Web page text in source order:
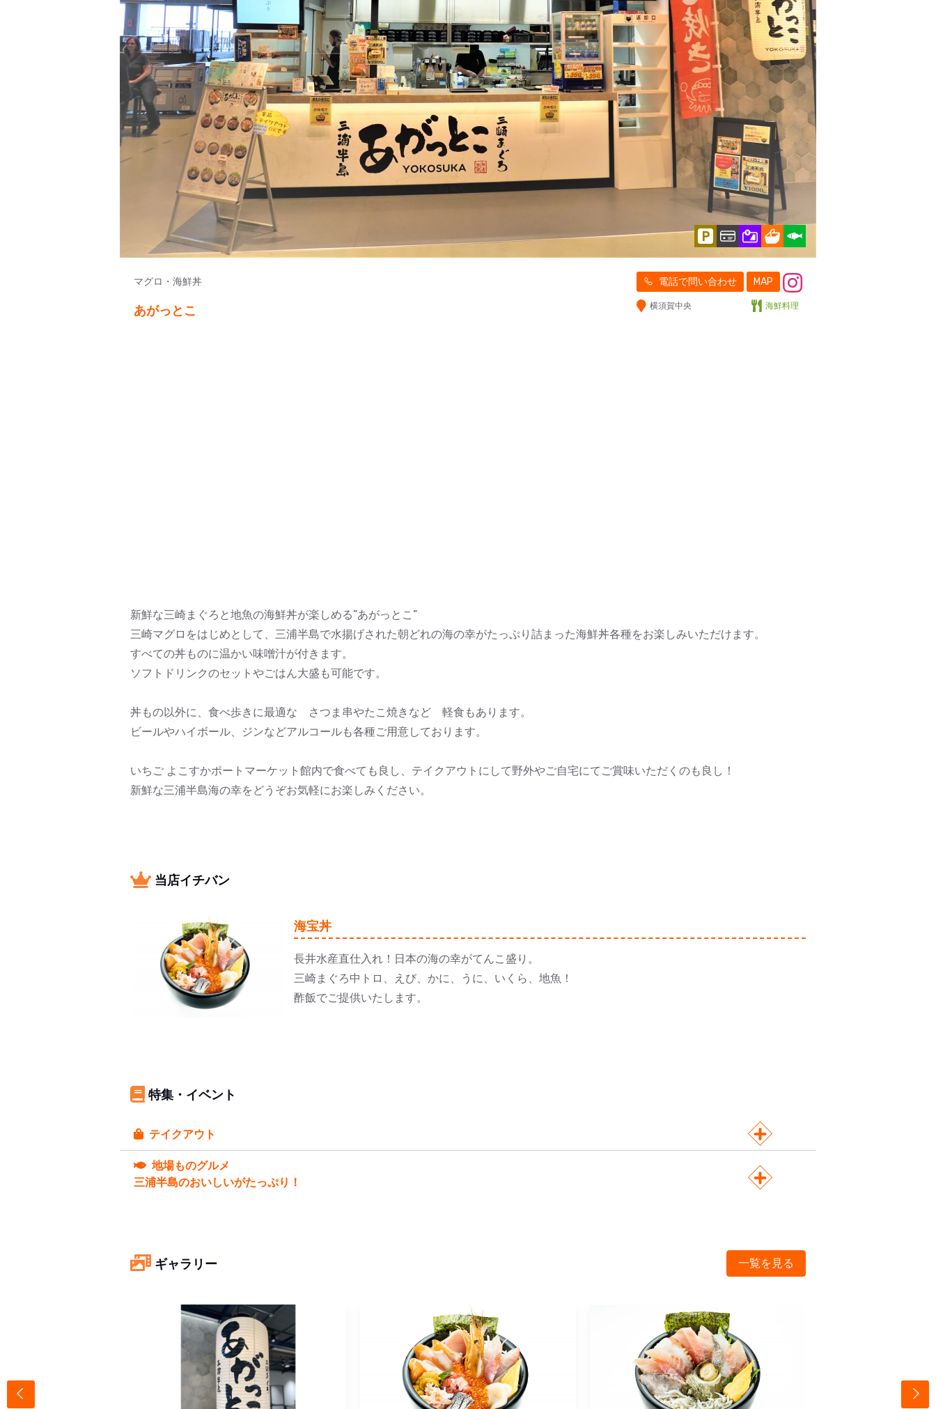
マグロ・海鮮丼
あがっとこ
電話で問い合わせ MAP
横須賀中央 海鮮料理
新鮮な三崎まぐろと地魚の海鮮丼が楽しめる”あがっとこ”
三崎マグロをはじめとして、三浦半島で水揚げされた朝どれの海の幸がたっぷり詰まった海鮮丼各種をお楽しみいただけます。
すべての丼ものに温かい味噌汁が付きます。
ソフトドリンクのセットやごはん大盛も可能です。
丼もの以外に、食べ歩きに最適な さつま串やたこ焼きなど 軽食もあります。
ビールやハイボール、ジンなどアルコールも各種ご用意しております。
いちご よこすかポートマーケット館内で食べても良し、テイクアウトにして野外やご自宅にてご賞味いただくのも良し！
新鮮な三浦半島海の幸をどうぞお気軽にお楽しみください。
当店イチバン
海宝丼
長井水産直仕入れ！日本の海の幸がてんこ盛り。
三崎まぐろ中トロ、えび、かに、うに、いくら、地魚！
酢飯でご提供いたします。
特集・イベント
テイクアウト
地場ものグルメ
三浦半島のおいしいがたっぷり！
ギャラリー 一覧を見る